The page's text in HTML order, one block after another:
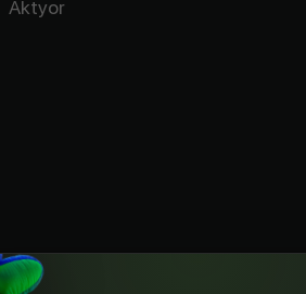
Aktyor